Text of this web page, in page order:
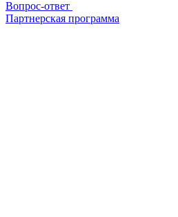
Вопрос-ответ
Партнерская программа